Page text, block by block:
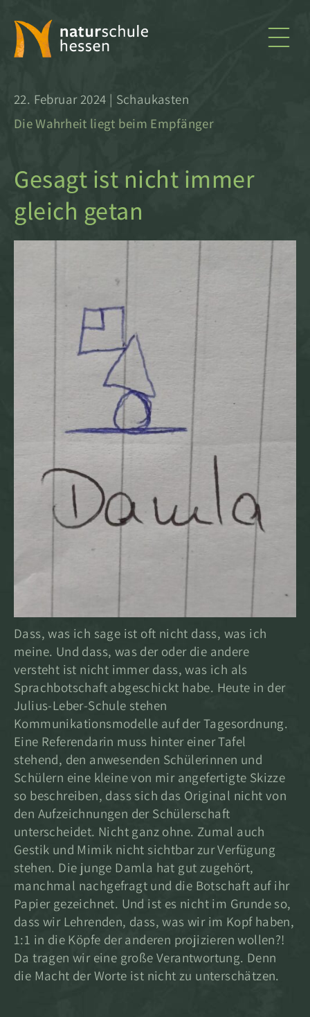
naturschule
hessen
22. Februar 2024 | Schaukasten
Die Wahrheit liegt beim Empfänger
Gesagt ist nicht immer
gleich getan
Dass, was ich sage ist oft nicht dass, was ich
meine. Und dass, was der oder die andere
versteht ist nicht immer dass, was ich als
Sprachbotschaft abgeschickt habe. Heute in der
Julius-Leber-Schule stehen
Kommunikationsmodelle auf der Tagesordnung.
Eine Referendarin muss hinter einer Tafel
stehend, den anwesenden Schülerinnen und
Schülern eine kleine von mir angefertigte Skizze
so beschreiben, dass sich das Original nicht von
den Aufzeichnungen der Schülerschaft
unterscheidet. Nicht ganz ohne. Zumal auch
Gestik und Mimik nicht sichtbar zur Verfügung
stehen. Die junge Damla hat gut zugehört,
manchmal nachgefragt und die Botschaft auf ihr
Papier gezeichnet. Und ist es nicht im Grunde so,
dass wir Lehrenden, dass, was wir im Kopf haben,
1:1 in die Köpfe der anderen projizieren wollen?!
Da tragen wir eine große Verantwortung. Denn
die Macht der Worte ist nicht zu unterschätzen.